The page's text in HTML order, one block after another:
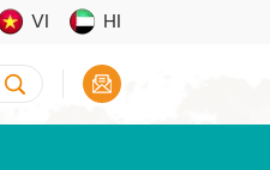
VI HI